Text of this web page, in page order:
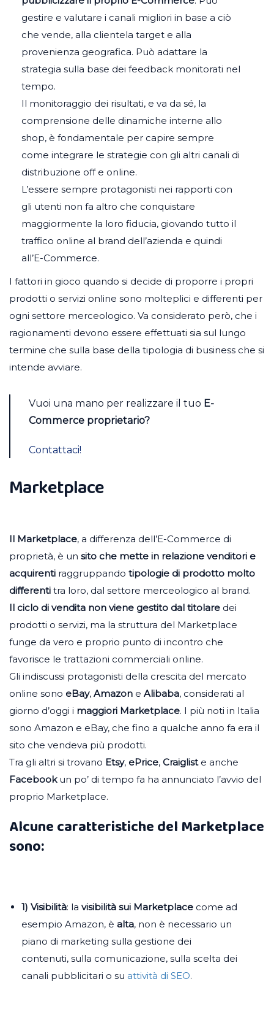
gestire e valutare i canali migliori in base a ciò
che vende, alla clientela target e alla
provenienza geografica. Può adattare la
strategia sulla base dei feedback monitorati nel
tempo.
Il monitoraggio dei risultati, e va da sé, la
comprensione delle dinamiche interne allo
shop, è fondamentale per capire sempre
come integrare le strategie con gli altri canali di
distribuzione off e online.
L’essere sempre protagonisti nei rapporti con
gli utenti non fa altro che conquistare
maggiormente la loro fiducia, giovando tutto il
traffico online al brand dell’azienda e quindi
all’E-Commerce.
I fattori in gioco quando si decide di proporre i propri
prodotti o servizi online sono molteplici e differenti per
ogni settore merceologico. Va considerato però, che i
ragionamenti devono essere effettuati sia sul lungo
termine che sulla base della tipologia di business che si
intende avviare.
Vuoi una mano per realizzare il tuo E-
Commerce proprietario?
Contattaci!
Marketplace
Il Marketplace, a differenza dell’E-Commerce di
proprietà, è un sito che mette in relazione venditori e
acquirenti raggruppando tipologie di prodotto molto
differenti tra loro, dal settore merceologico al brand.
Il ciclo di vendita non viene gestito dal titolare dei
prodotti o servizi, ma la struttura del Marketplace
funge da vero e proprio punto di incontro che
favorisce le trattazioni commerciali online.
Gli indiscussi protagonisti della crescita del mercato
online sono eBay, Amazon e Alibaba, considerati al
giorno d’oggi i maggiori Marketplace. I più noti in Italia
sono Amazon e eBay, che fino a qualche anno fa era il
sito che vendeva più prodotti.
Tra gli altri si trovano Etsy, ePrice, Craigliste anche
Facebookun po’ di tempo fa ha annunciato l’avvio del
proprio Marketplace.
Alcune caratteristiche del Marketplace
sono:
1) Visibilità: la visibilità sui Marketplace come ad
esempio Amazon, è alta, non è necessario un
piano di marketing sulla gestione dei
contenuti, sulla comunicazione, sulla scelta dei
canali pubblicitari o su attività di SEO.